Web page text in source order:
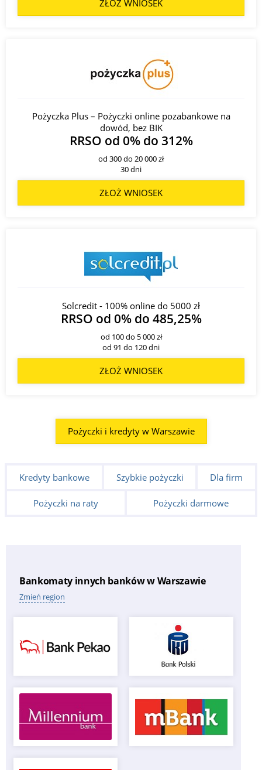
ZŁOŻ WNIOSEK
Pożyczka Plus – Pożyczki online pozabankowe na
dowód, bez BIK
RRSO od 0% do 312%
od 300 do 20 000 zł
30 dni
ZŁOŻ WNIOSEK
Solcredit - 100% online do 5000 zł
RRSO od 0% do 485,25%
od 100 do 5 000 zł
od 91 do 120 dni
ZŁOŻ WNIOSEK
Pożyczki i kredyty w Warszawie
Kredyty bankowe Szybkie pożyczki Dla firm
Pożyczki na raty Pożyczki darmowe
Bankomaty innych banków w Warszawie
Zmień region